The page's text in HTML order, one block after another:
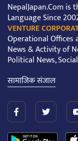
NepalJapan.Com is
Language Since
VENTURE
Operational Offices
News & Activity of
Political News,
सामाजिक संजाल